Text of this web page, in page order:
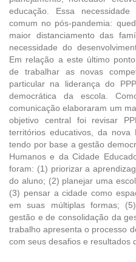
educação. Essa
comum no pós-pandemia:
maior distanciamento das
necessidade do
Em relação a este último
de trabalhar as novas
particular na liderança do
democrática da escola.
comunicação elaboraram um
objetivo central foi revisar
territórios educativos, da nova
tendo por base a gestão
Humanos e da Cidade
foram: (1) priorizar a
do aluno; (2) planejar uma
(3) pensar a cidade como
em suas múltiplas formas;
gestão e de consolidação da
trabalho apresenta o processo
com seus desafios e resultados